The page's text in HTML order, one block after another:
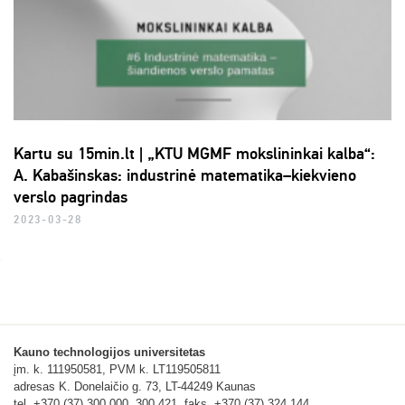
Kartu su 15min.lt | „KTU MGMF mokslininkai kalba“:
A. Kabašinskas: industrinė matematika–kiekvieno
verslo pagrindas
2023-03-28
Kauno technologijos universitetas
įm. k. 111950581, PVM k. LT119505811
adresas K. Donelaičio g. 73, LT-44249 Kaunas